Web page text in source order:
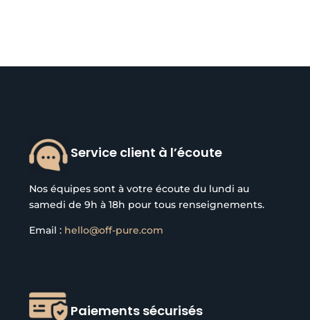
Service client à l’écoute
Nos équipes sont à votre écoute du lundi au
samedi de 9h à 18h pour tous renseignements.
Email : hello@off-pure.com
Paiements sécurisés